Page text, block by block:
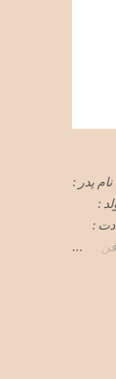
پدر :
تولد :
:
محل دفن :